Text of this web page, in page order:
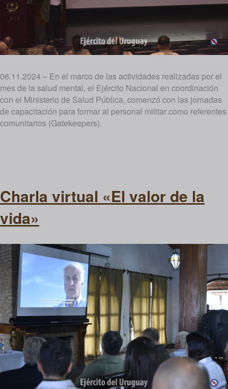
06.11.2024 – En el marco de las actividades realizadas por el
mes de la salud mental, el Ejército Nacional en coordinación
con el Ministerio de Salud Pública, comenzó con las jornadas
de capacitación para formar al personal militar como referentes
comunitarios (Gatekeepers).
Charla virtual «El valor de la
vida»